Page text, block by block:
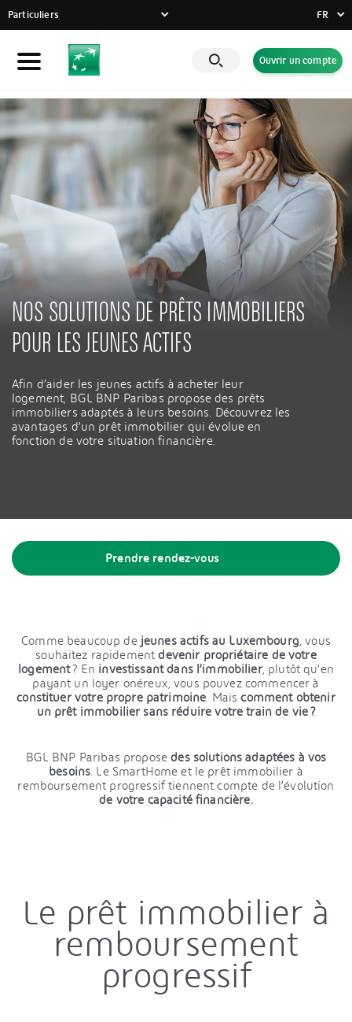
Particuliers
Particuliers
Entreprises
Banque Privée
Engagements RSE
Actualités
Solutions innovantes
FR
FR
DE
Ouvrir un compte
NOS SOLUTIONS DE PRÊTS IMMOBILIERS
POUR LES JEUNES ACTIFS
Afin d’aider les jeunes actifs à acheter leur
logement, BGL BNP Paribas propose des prêts
immobiliers adaptés à leurs besoins. Découvrez les
avantages d’un prêt immobilier qui évolue en
fonction de votre situation financière.
Prendre rendez-vous
Comme beaucoup dejeunes actifs au Luxembourg, vous
souhaitez rapidementdevenir propriétaire de votre
logement? En investissant dans l’immobilier, plutôt qu’en
payant un loyer onéreux, vous pouvez commencer à
constituer votre propre patrimoine. Maiscomment obtenir
un prêt immobilier sans réduire votre train de vie ?
BGL BNP Paribas proposedes solutions adaptées à vos
besoins. Le SmartHome et le prêt immobilier à
remboursement progressif tiennent compte de l’évolution
de votre capacité financière.
Le prêt immobilier à
remboursement
progressif